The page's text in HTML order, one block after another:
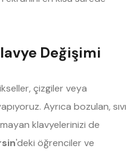
Değişimi
çizgiler veya
Ayrıca bozulan, sıvı
klavyelerinizi de
'deki öğrenciler ve